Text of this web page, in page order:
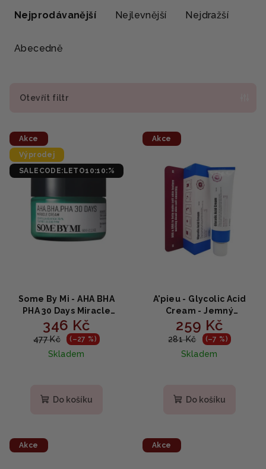
o
d
u
k
Nejprodávanější Nejlevnější Nejdražší
Abecedně
Otevřít filtr
V
ý
p
Akce
Výprodej
SALECODE:LETO10:10:%
Some By Mi - AHA BHA
PHA 30 Days Miracle
Cream - Hydratační a
zklidňující krém 60g
346 Kč
477 Kč (–27 %)
Skladem
Do košíku
Akce
A'pieu - Glycolic Acid
Cream - Jemný
obnovující krém s
kyselinou glykolovou - 50
ml
259 Kč
281 Kč (–7 %)
Skladem
Do košíku
Akce Akce